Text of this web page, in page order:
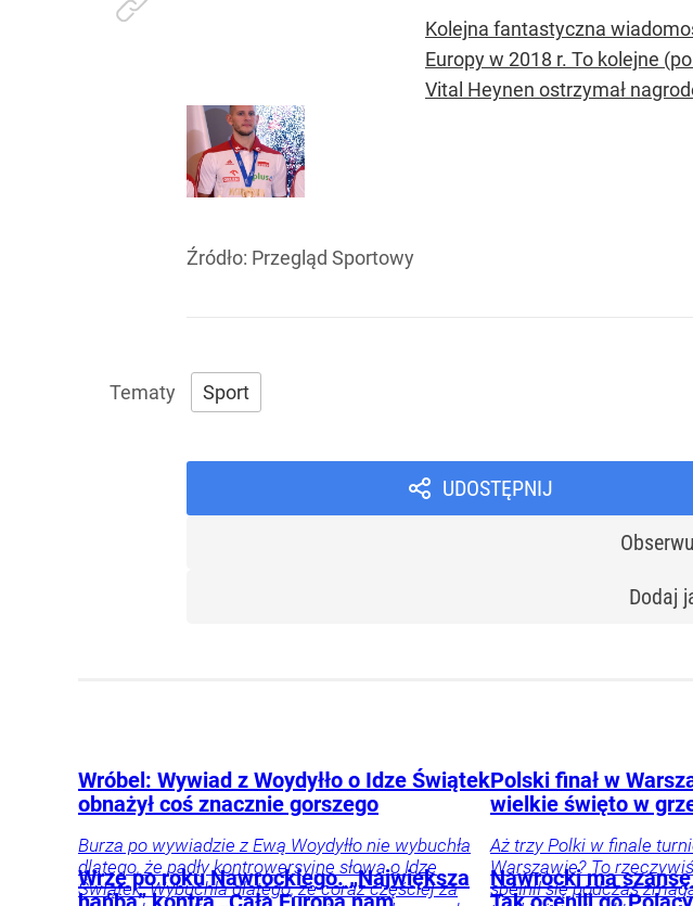
Kolejna fantastyczna
Europy w 2018 r. To kolejne
Vital Heynen ostrzymał
Źródło: Przegląd Sportowy
Sport
UDOSTĘPNIJ
Dodaj
Wróbel: Wywiad z Woydyłło o Idze Świątek
obnażył coś znacznie gorszego
Burza po wywiadzie z Ewą Woydyłło nie wybuchła
dlatego, że padły kontrowersyjne słowa o Idze
Świątek. Wybuchła dlatego, że coraz częściej za
Polski finał w
wielkie święto w
Aż trzy Polki w finale
Warszawie? To
spełnił się podczas
Wrze po roku Nawrockiego. „Największa
Nawrocki ma